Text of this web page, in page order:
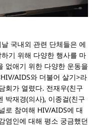
국내외 관련 단체들은 에
기 위해 다양한 행사를 마
없애기 위한 다양한 운동을
AIDS와 더불어 살기>라
회가 열렸다. 전재우(친구
박재경(의사), 이종걸(친구
로 참여해 HIV/AIDS에 대
염인에 대해 평소 궁금했던